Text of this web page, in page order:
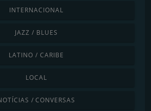
INTERNACIONAL
JAZZ / BLUES
LATINO / CARIBE
LOCAL
/ CONVERSAS